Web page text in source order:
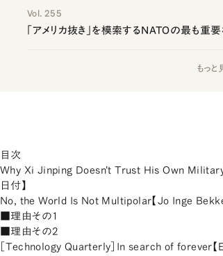
Vol. 255
「アメリカ抜き」を模索するNATOの最も重
もっと
目次
Why Xi Jinping Doesn't Trust His Own
日付】
No, the World Is Not Multipolar【Jo Inge
■理由その1
■理由その2
［Technology Quarterly］In search of forever【